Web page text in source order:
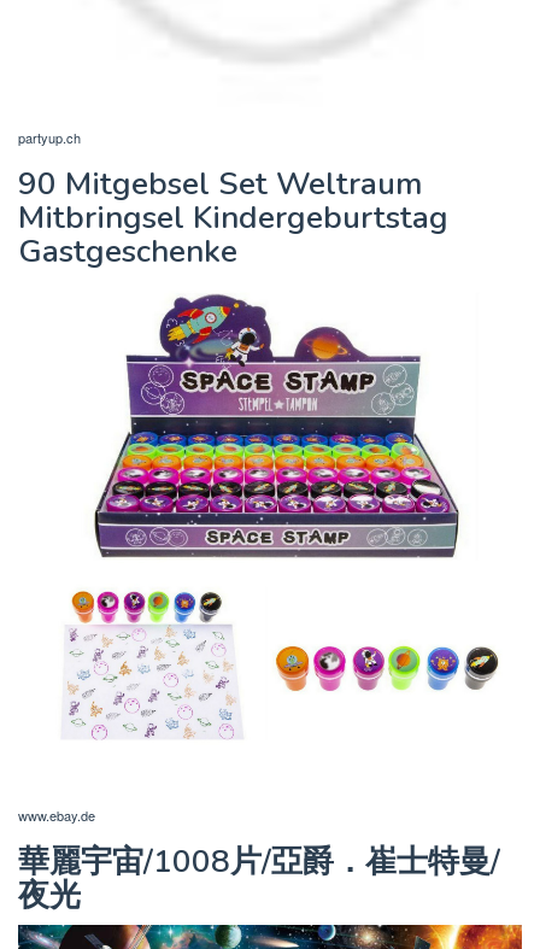
partyup.ch
90 Mitgebsel Set Weltraum
Mitbringsel Kindergeburtstag
Gastgeschenke
www.ebay.de
華麗宇宙/1008片/亞爵．崔士特曼/
夜光